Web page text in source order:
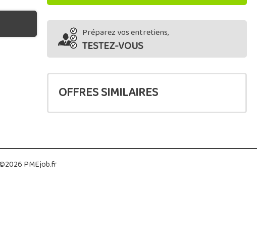
Préparez vos entretiens,
TESTEZ-VOUS
OFFRES SIMILAIRES
PMEjob.fr